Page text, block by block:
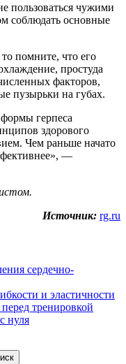
пользоваться чужими
соблюдать основные
помните, что его
простуда
факторов,
пузырьки на губах.
герпеса
здорового
Чем раньше начато
—
Источник: rg.ru
сердечно-
и эластичности
тренировкой
нуля